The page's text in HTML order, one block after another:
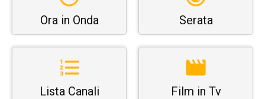
Ora in Onda Serata
Lista Canali Film in Tv